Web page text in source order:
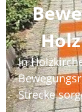
In
Strecke